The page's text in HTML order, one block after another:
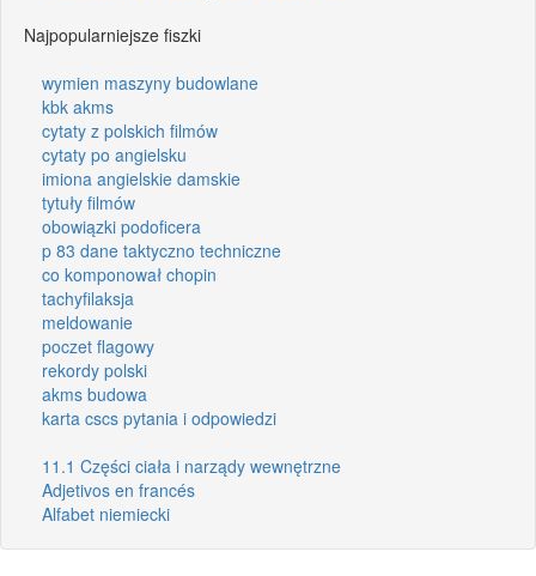
Najpopularniejsze fiszki
wymien maszyny budowlane
kbk akms
cytaty z polskich filmów
cytaty po angielsku
imiona angielskie damskie
tytuły filmów
obowiązki podoficera
p 83 dane taktyczno techniczne
co komponował chopin
tachyfilaksja
meldowanie
poczet flagowy
rekordy polski
akms budowa
karta cscs pytania i odpowiedzi
11.1 Części ciała i narządy wewnętrzne
Adjetivos en francés
Alfabet niemiecki